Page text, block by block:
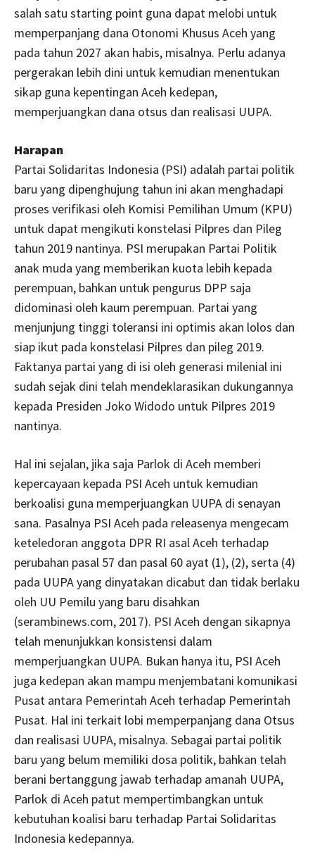
salah satu starting point guna dapat melobi untuk
memperpanjang dana Otonomi Khusus Aceh yang
pada tahun 2027 akan habis, misalnya. Perlu adanya
pergerakan lebih dini untuk kemudian menentukan
sikap guna kepentingan Aceh kedepan,
memperjuangkan dana otsus dan realisasi UUPA.
Harapan
Partai Solidaritas Indonesia (PSI) adalah partai politik
baru yang dipenghujung tahun ini akan menghadapi
proses verifikasi oleh Komisi Pemilihan Umum (KPU)
untuk dapat mengikuti konstelasi Pilpres dan Pileg
tahun 2019 nantinya. PSI merupakan Partai Politik
anak muda yang memberikan kuota lebih kepada
perempuan, bahkan untuk pengurus DPP saja
didominasi oleh kaum perempuan. Partai yang
menjunjung tinggi toleransi ini optimis akan lolos dan
siap ikut pada konstelasi Pilpres dan pileg 2019.
Faktanya partai yang di isi oleh generasi milenial ini
sudah sejak dini telah mendeklarasikan dukungannya
kepada Presiden Joko Widodo untuk Pilpres 2019
nantinya.
Hal ini sejalan, jika saja Parlok di Aceh memberi
kepercayaan kepada PSI Aceh untuk kemudian
berkoalisi guna memperjuangkan UUPA di senayan
sana. Pasalnya PSI Aceh pada releasenya mengecam
keteledoran anggota DPR RI asal Aceh terhadap
perubahan pasal 57 dan pasal 60 ayat (1), (2), serta (4)
pada UUPA yang dinyatakan dicabut dan tidak berlaku
oleh UU Pemilu yang baru disahkan
(serambinews.com, 2017). PSI Aceh dengan sikapnya
telah menunjukkan konsistensi dalam
memperjuangkan UUPA. Bukan hanya itu, PSI Aceh
juga kedepan akan mampu menjembatani komunikasi
Pusat antara Pemerintah Aceh terhadap Pemerintah
Pusat. Hal ini terkait lobi memperpanjang dana Otsus
dan realisasi UUPA, misalnya. Sebagai partai politik
baru yang belum memiliki dosa politik, bahkan telah
berani bertanggung jawab terhadap amanah UUPA,
Parlok di Aceh patut mempertimbangkan untuk
kebutuhan koalisi baru terhadap Partai Solidaritas
Indonesia kedepannya.